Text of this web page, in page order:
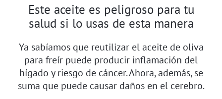
Este aceite es peligroso para tu
salud si lo usas de esta manera
Ya sabíamos que reutilizar el aceite de oliva
para freír puede producir inflamación del
hígado y riesgo de cáncer. Ahora, además, se
suma que puede causar daños en el cerebro.